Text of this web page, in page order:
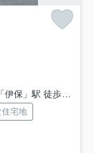
保」駅 徒歩52分
住宅地